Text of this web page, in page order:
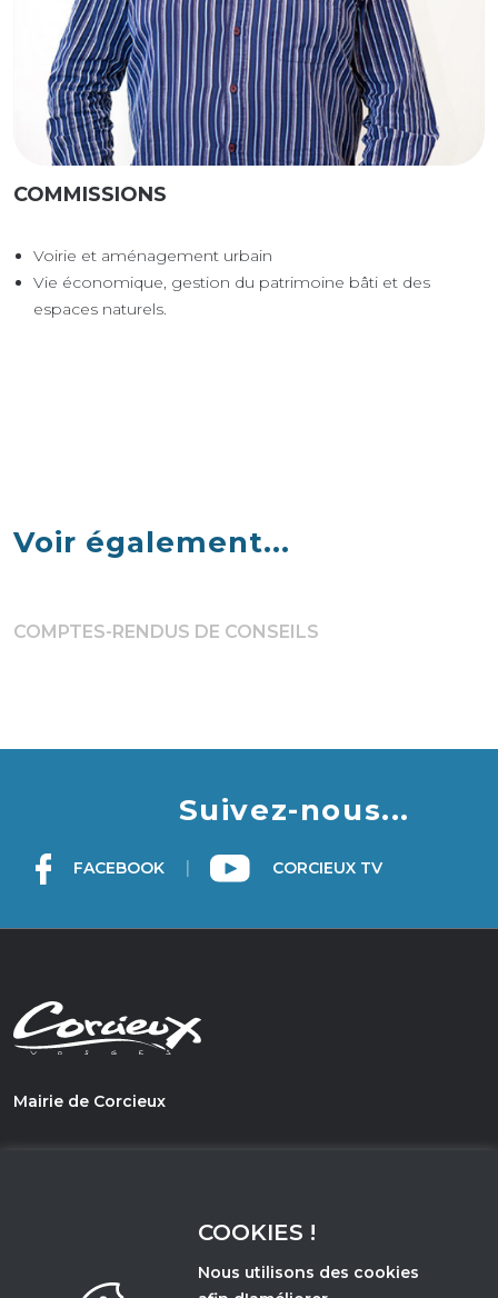
COMMISSIONS
Voirie et aménagement urbain
Vie économique, gestion du patrimoine bâti et des
espaces naturels.
Voir également...
COMPTES-RENDUS DE CONSEILS
Suivez-nous...
FACEBOOK | CORCIEUX TV
Mairie de Corcieux
COOKIES !
Nous utilisons des cookies